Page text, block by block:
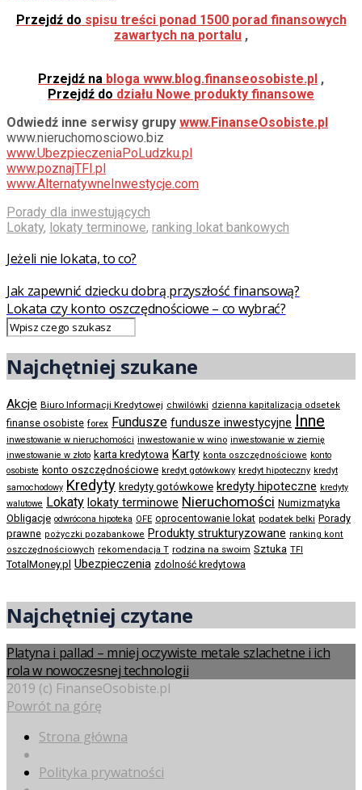
Przejdź do spisu treści ponad 1500 porad finansowych
zawartych na portalu ,
Przejdź na bloga www.blog.finanseosobiste.pl ,
Przejdź do działu Nowe produkty finansowe
Odwiedź inne serwisy grupy www.FinanseOsobiste.pl
www.nieruchomosciowo.biz
www.UbezpieczeniaPoLudzku.pl
www.poznajTFI.pl
www.AlternatywneInwestycje.com
Porady dla inwestujących
Lokaty, lokaty terminowe, ranking lokat bankowych
Jeżeli nie lokata, to co?
Jak zapewnić dziecku dobrą przyszłość finansową?
Lokata czy konto oszczędnościowe – co wybrać?
Najchętniej szukane
Akcje Biuro Informacji Kredytowej chwilówki dzienna kapitalizacja odsetek
finanse osobiste forex Fundusze fundusze inwestycyjne Inne
inwestowanie w nieruchomości inwestowanie w wino inwestowanie w ziemię
inwestowanie w złoto karta kredytowa Karty konta oszczędnościowe konto
osobiste konto oszczędnościowe kredyt gotówkowy kredyt hipoteczny kredyt
samochodowy Kredyty kredyty gotówkowe kredyty hipoteczne kredyty
walutowe Lokaty lokaty terminowe Nieruchomości Numizmatyka
Obligacje odwrócona hipoteka OFE oprocentowanie lokat podatek belki Porady
prawne pożyczki pozabankowe Produkty strukturyzowane ranking kont
oszczędnościowych rekomendacja T rodzina na swoim Sztuka TFI
TotalMoney.pl Ubezpieczenia zdolność kredytowa
Najchętniej czytane
Platyna i pallad – mniej oczywiste metale szlachetne i ich
rola w nowoczesnej technologii
2019 (c) FinanseOsobiste.pl
Powrót na górę
Strona główna
Polityka prywatności